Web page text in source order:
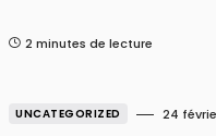
2 minutes de lecture
UNCATEGORIZED 24